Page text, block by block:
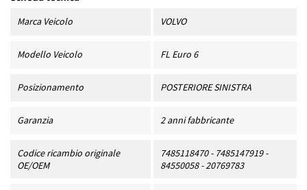
Marca Veicolo VOLVO
Modello Veicolo FL Euro 6
Posizionamento POSTERIORE SINISTRA
Garanzia 2 anni fabbricante
Codice ricambio originale
OE/OEM
7485118470 - 7485147919 -
84550058 - 20769783